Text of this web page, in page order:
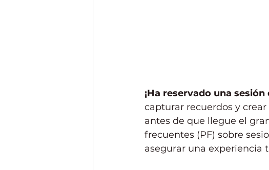
¡Ha reservado una
capturar recuerdos y
antes de que llegue el
frecuentes (PF) sobre
asegurar una experiencia